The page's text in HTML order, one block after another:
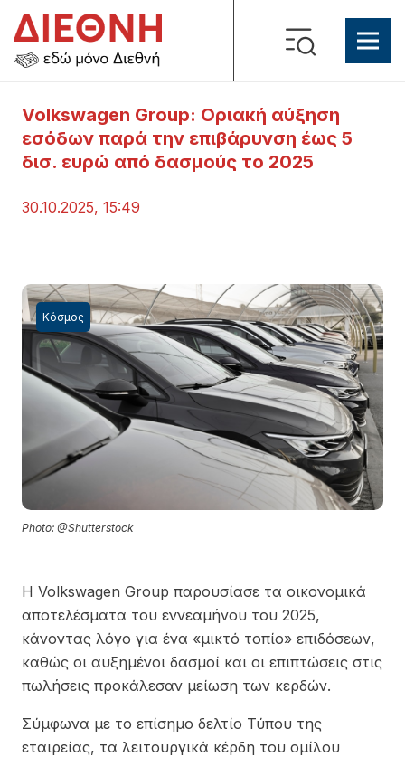
Volkswagen Group: Οριακή αύξηση
εσόδων παρά την επιβάρυνση έως 5
δισ. ευρώ από δασμούς το 2025
30.10.2025, 15:49
Photo: @Shutterstock
Κόσμος
Η Volkswagen Group παρουσίασε τα οικονομικά
αποτελέσματα του εννεαμήνου του 2025,
κάνοντας λόγο για ένα «μικτό τοπίο» επιδόσεων,
καθώς οι αυξημένοι δασμοί και οι επιπτώσεις στις
πωλήσεις προκάλεσαν μείωση των κερδών.
Σύμφωνα με το επίσημο δελτίο Τύπου της
εταιρείας, τα λειτουργικά κέρδη του ομίλου